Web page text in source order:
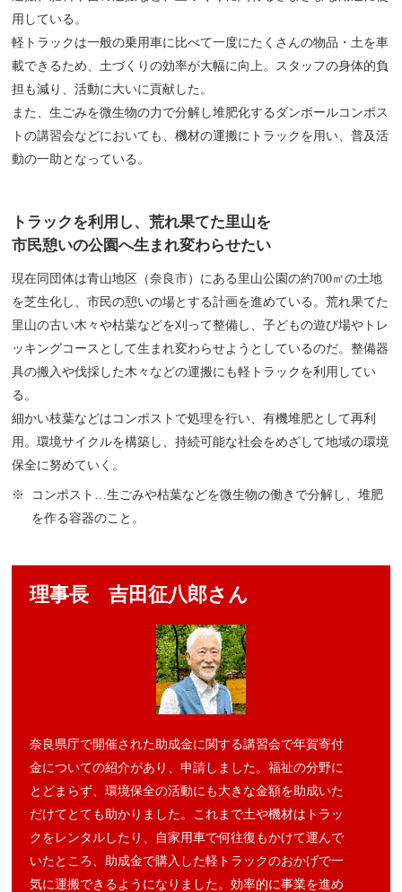
用している。
軽トラックは一般の乗用車に比べて一度にたくさんの物品・土を車
載できるため、土づくりの効率が大幅に向上。スタッフの身体的負
担も減り、活動に大いに貢献した。
また、生ごみを微生物の力で分解し堆肥化するダンボールコンポス
トの講習会などにおいても、機材の運搬にトラックを用い、普及活
動の一助となっている。
トラックを利用し、荒れ果てた里山を
市民憩いの公園へ生まれ変わらせたい
現在同団体は青山地区（奈良市）にある里山公園の約700㎡の土地
を芝生化し、市民の憩いの場とする計画を進めている。荒れ果てた
里山の古い木々や枯葉などを刈って整備し、子どもの遊び場やトレ
ッキングコースとして生まれ変わらせようとしているのだ。整備器
具の搬入や伐採した木々などの運搬にも軽トラックを利用してい
る。
細かい枝葉などはコンポストで処理を行い、有機堆肥として再利
用。環境サイクルを構築し、持続可能な社会をめざして地域の環境
保全に努めていく。
コンポスト…生ごみや枯葉などを微生物の働きで分解し、堆肥
を作る容器のこと。
理事長 吉田征八郎さん
奈良県庁で開催された助成金に関する講習会で年賀寄付
金についての紹介があり、申請しました。福祉の分野に
とどまらず、環境保全の活動にも大きな金額を助成いた
だけてとても助かりました。これまで土や機材はトラッ
クをレンタルしたり、自家用車で何往復もかけて運んで
いたところ、助成金で購入した軽トラックのおかげで一
気に運搬できるようになりました。効率的に事業を進め